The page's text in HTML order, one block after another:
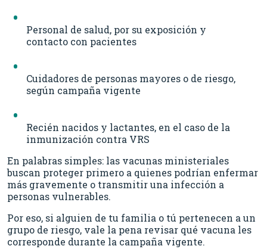
Personal de salud, por su exposición y
contacto con pacientes
Cuidadores de personas mayores o de riesgo,
según campaña vigente
Recién nacidos y lactantes, en el caso de la
inmunización contra VRS
En palabras simples: las vacunas ministeriales
buscan proteger primero a quienes podrían enfermar
más gravemente o transmitir una infección a
personas vulnerables.
Por eso, si alguien de tu familia o tú pertenecen a un
grupo de riesgo, vale la pena revisar qué vacuna les
corresponde durante la campaña vigente.